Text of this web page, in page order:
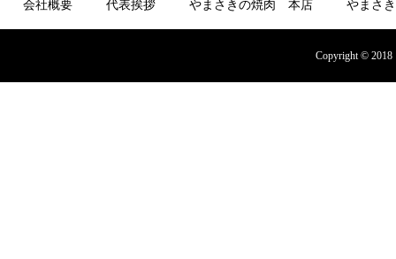
会社概要 代表挨拶 やまさきの焼肉 本店 やまさ
オンラインショップ
Copyright © 2018